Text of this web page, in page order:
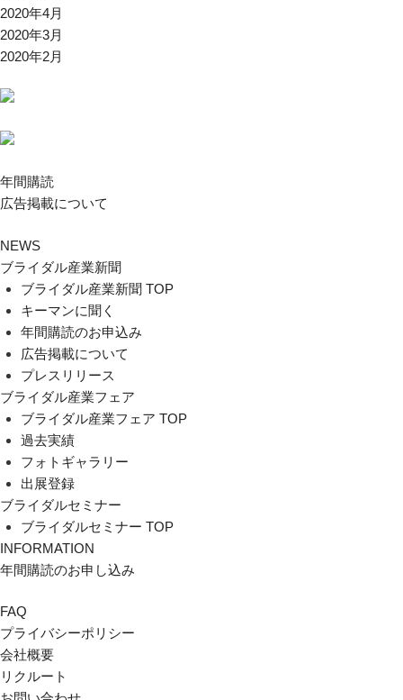
2020年4月
2020年3月
2020年2月
年間購読
広告掲載について
NEWS
ブライダル産業新聞
ブライダル産業新聞 TOP
キーマンに聞く
年間購読のお申込み
広告掲載について
プレスリリース
ブライダル産業フェア
ブライダル産業フェア TOP
過去実績
フォトギャラリー
出展登録
ブライダルセミナー
ブライダルセミナー TOP
INFORMATION
年間購読のお申し込み
FAQ
プライバシーポリシー
会社概要
リクルート